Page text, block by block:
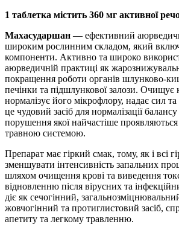
1 таблетка містить 360 мг активної
Махасударшан — ефективний
широким рослинним складом, який
компоненти. Активно та широко
аюрведичній практиці як
покращення роботи органів шлунково-
печінки та підшлункової залози.
нормалізує його мікрофлору, надає сил та
це чудовий засіб для нормалізації
порушення якої найчастіше проявляються
травною системою.
Препарат має гіркий смак, тому, як і всі
зменшувати інтенсивність запальних
шляхом очищення крові та виведення
відновленню після вірусних та
діє як сечогінний,
жовчогінний та протиглистовий засіб,
апетиту та легкому травленню.